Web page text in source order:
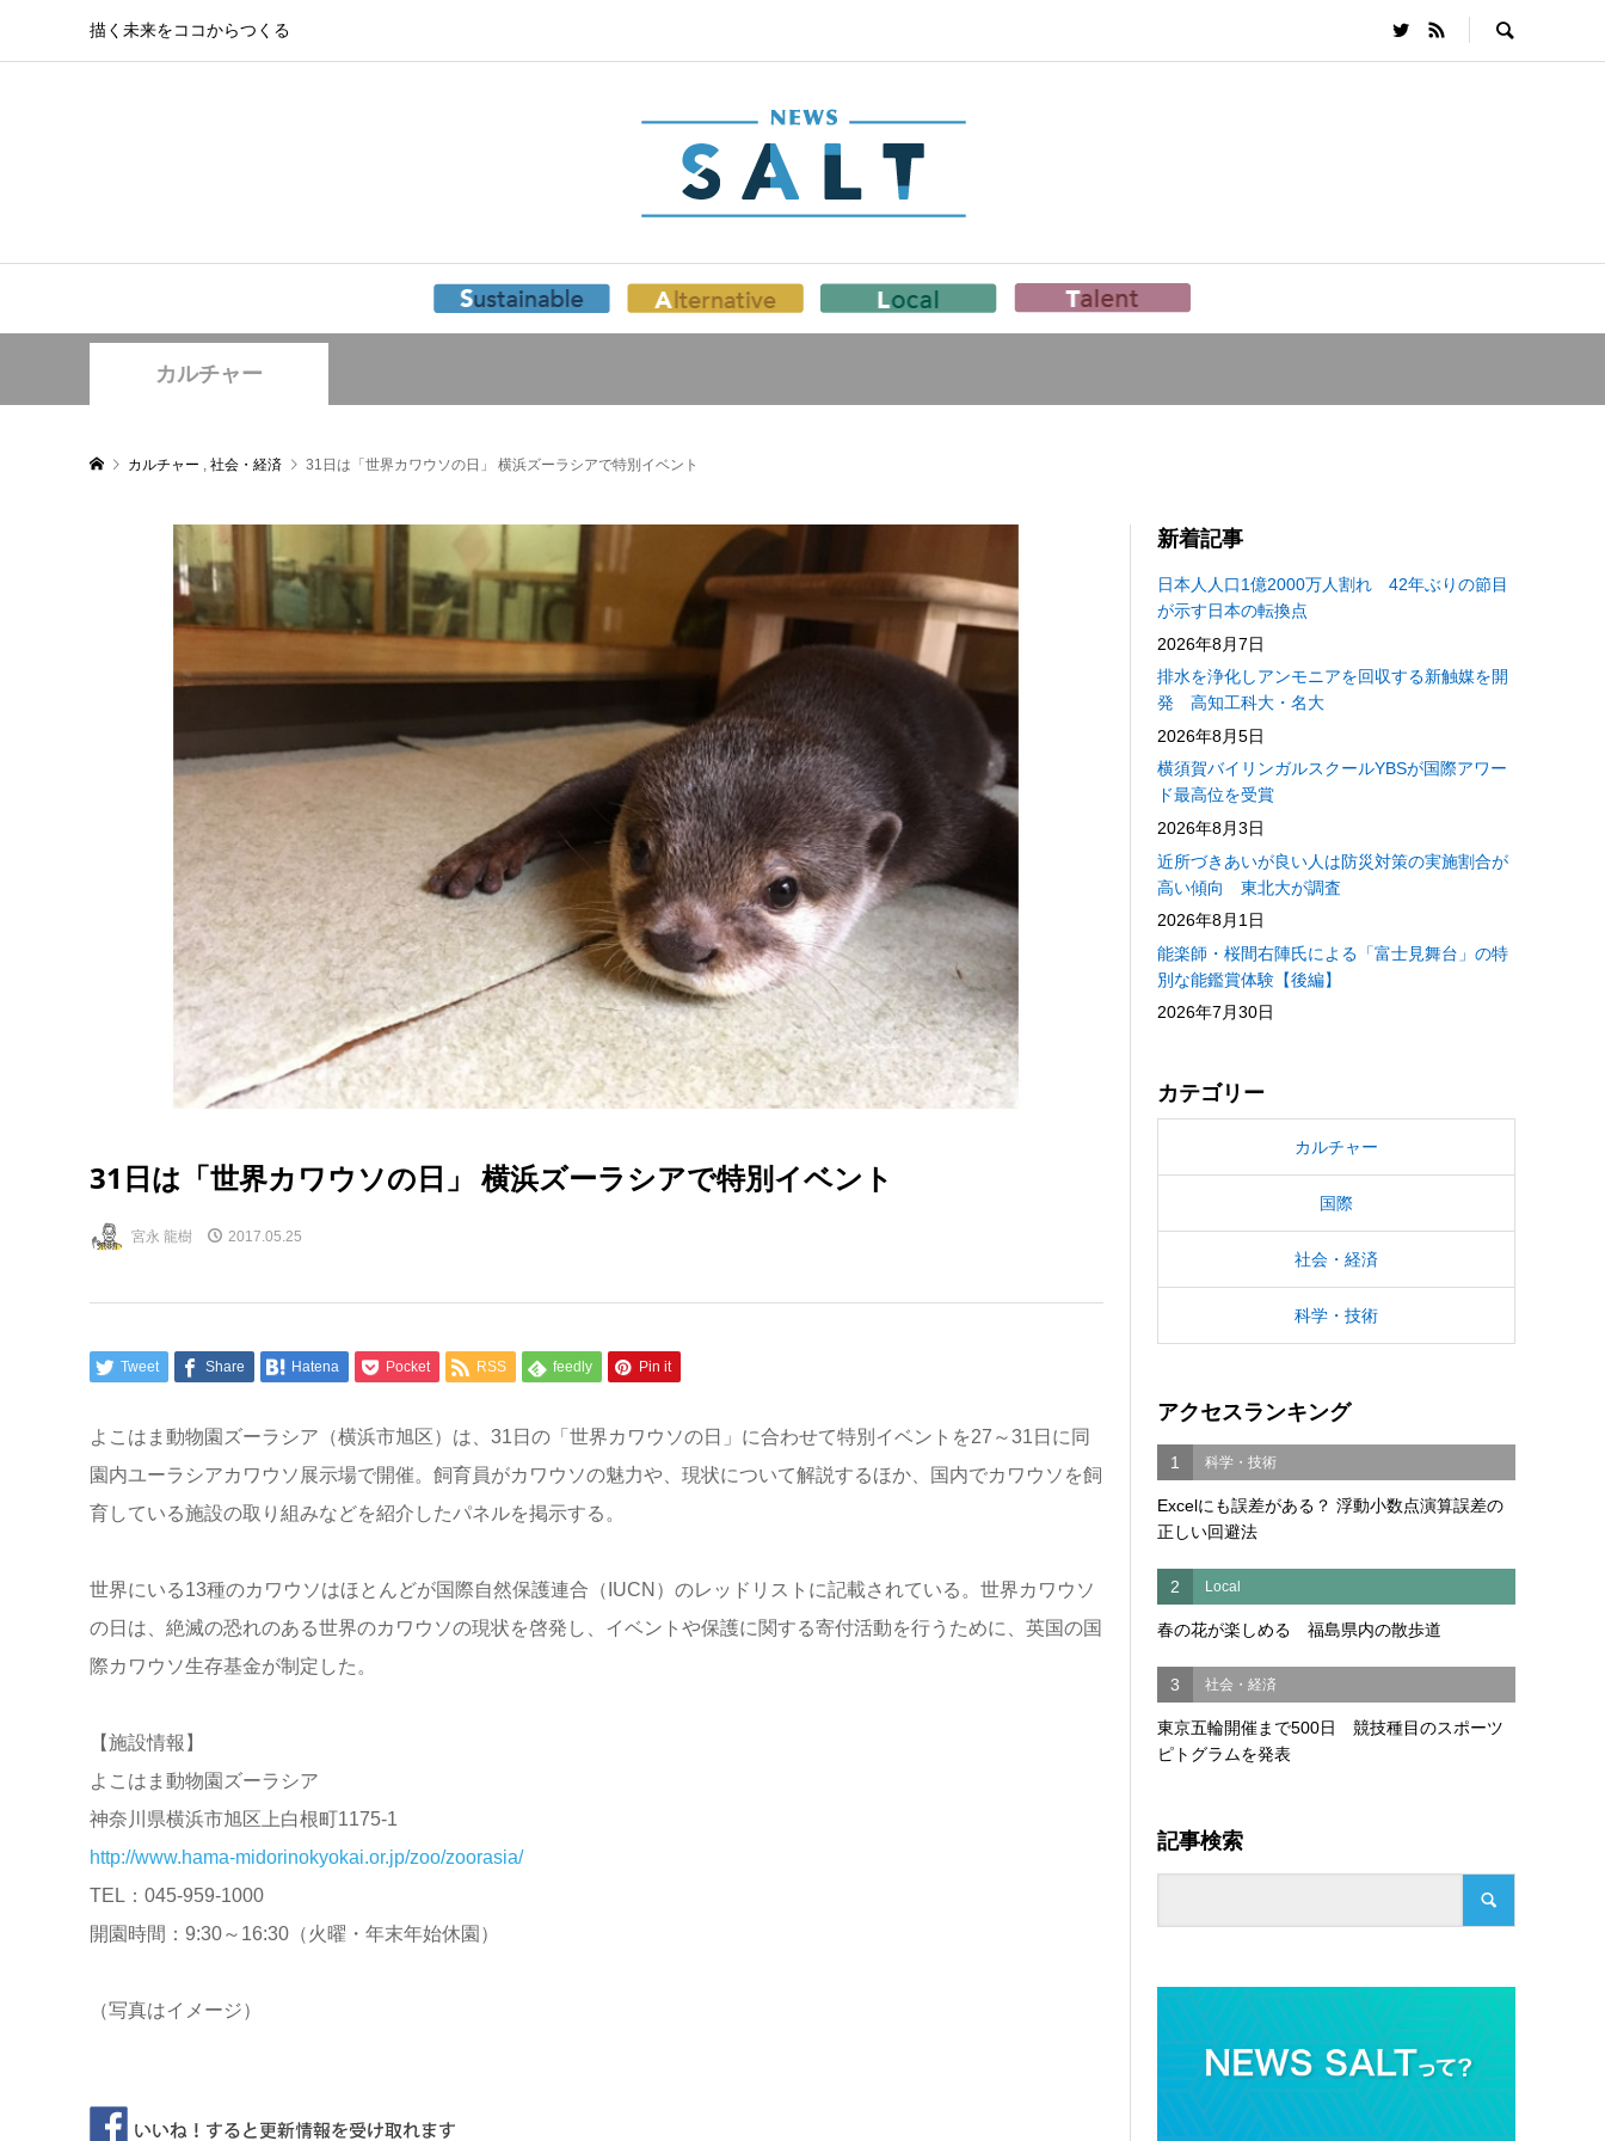
描く未来をココからつくる
カルチャー
カルチャー , 社会・経済 31日は「世界カワウソの日」 横浜ズーラシアで特別イベント
31日は「世界カワウソの日」 横浜ズーラシアで特別イベント
宮永 龍樹 2017.05.25
Tweet Share Hatena Pocket RSS feedly Pin it
よこはま動物園ズーラシア（横浜市旭区）は、31日の「世界カワウソの日」に合わせて特別イベントを27～31日に同
園内ユーラシアカワウソ展示場で開催。飼育員がカワウソの魅力や、現状について解説するほか、国内でカワウソを飼
育している施設の取り組みなどを紹介したパネルを掲示する。
世界にいる13種のカワウソはほとんどが国際自然保護連合（IUCN）のレッドリストに記載されている。世界カワウソ
の日は、絶滅の恐れのある世界のカワウソの現状を啓発し、イベントや保護に関する寄付活動を行うために、英国の国
際カワウソ生存基金が制定した。
【施設情報】
よこはま動物園ズーラシア
神奈川県横浜市旭区上白根町1175-1
http://www.hama-midorinokyokai.or.jp/zoo/zoorasia/
TEL：045-959-1000
開園時間：9:30～16:30（火曜・年末年始休園）
（写真はイメージ）
新着記事
日本人人口1億2000万人割れ 42年ぶりの節目
が示す日本の転換点
2026年8月7日
排水を浄化しアンモニアを回収する新触媒を開
発 高知工科大・名大
2026年8月5日
横須賀バイリンガルスクールYBSが国際アワー
ド最高位を受賞
2026年8月3日
近所づきあいが良い人は防災対策の実施割合が
高い傾向 東北大が調査
2026年8月1日
能楽師・桜間右陣氏による「富士見舞台」の特
別な能鑑賞体験【後編】
2026年7月30日
カテゴリー
カルチャー
国際
社会・経済
科学・技術
アクセスランキング
1 科学・技術
Excelにも誤差がある？ 浮動小数点演算誤差の
正しい回避法
2 Local
春の花が楽しめる 福島県内の散歩道
3 社会・経済
東京五輪開催まで500日 競技種目のスポーツ
ピトグラムを発表
記事検索